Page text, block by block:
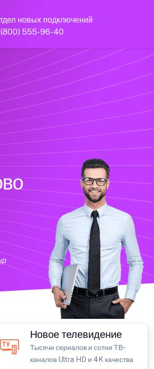
новых подключений
555-96-40
Новое телевидение
Тысячи сериалов и сотни ТВ-
каналов Ultra HD и 4K качества